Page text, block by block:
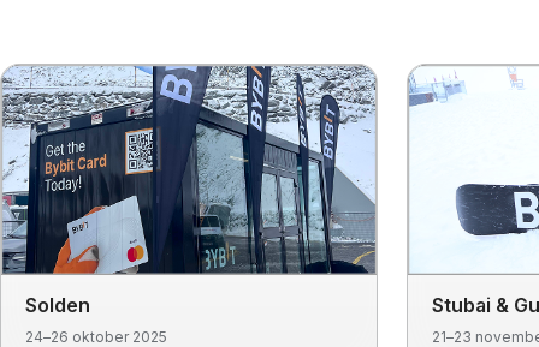
Solden
24–26 oktober 2025
Stubai &
21–23